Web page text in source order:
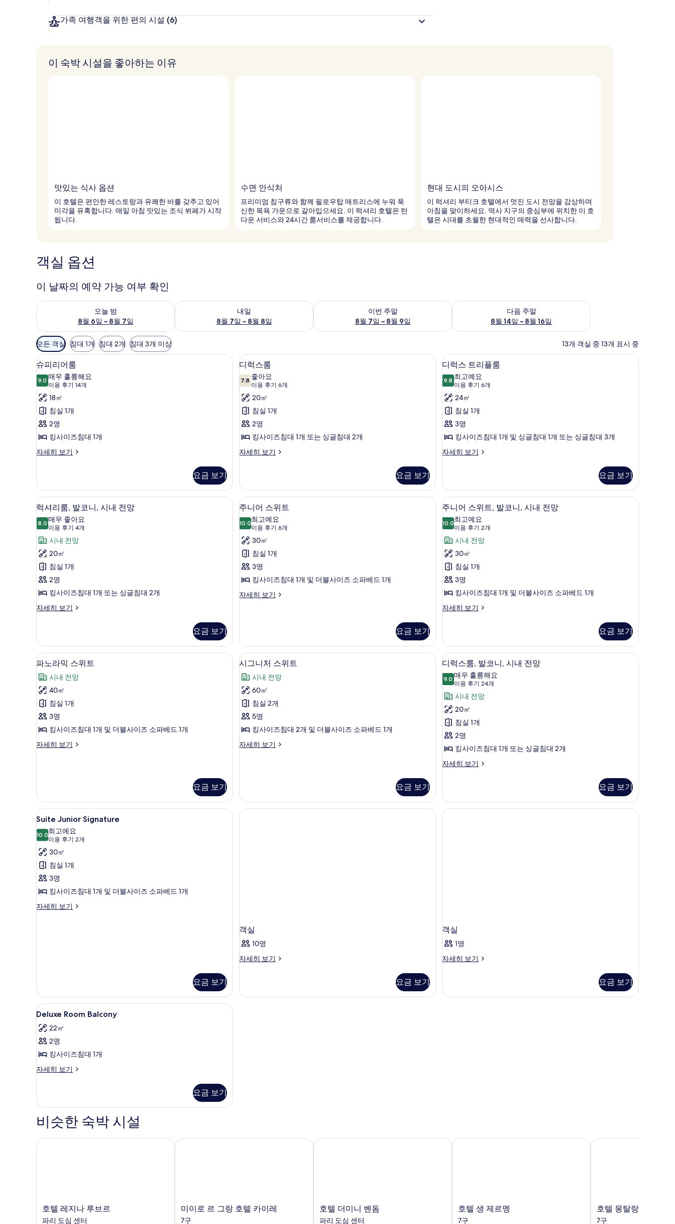
가족 여행객을 위한 편의 시설 (6)
이 숙박 시설을 좋아하는 이유
맛있는 식사 옵션
이 호텔은 편안한 레스토랑과 유쾌한 바를 갖추고 있어
미각을 유혹합니다. 매일 아침 맛있는 조식 뷔페가 시작
됩니다.
수면 안식처
프리미엄 침구류와 함께 필로우탑 매트리스에 누워 푹
신한 목욕 가운으로 갈아입으세요. 이 럭셔리 호텔은 턴
다운 서비스와 24시간 룸서비스를 제공합니다.
현대 도시의 오아시스
이 럭셔리 부티크 호텔에서 멋진 도시 전망을 감상하며
아침을 맞이하세요. 역사 지구의 중심부에 위치한 이 호
텔은 시대를 초월한 현대적인 매력을 선사합니다.
객실 옵션
이 날짜의 예약 가능 여부 확인
오늘 밤
8월 6일 ~ 8월 7일
오늘 밤 예약 가능 여부 확인, 8월 6일 ~ 8월 7일
내일
8월 7일 ~ 8월 8일
내일 예약 가능 여부 확인, 8월 7일 ~ 8월 8일
이번 주말
8월 7일 ~ 8월 9일
이번 주말 예약 가능 여부 확인, 8월 7일 ~ 8월 9일
다음 주말
8월 14일 ~ 8월 16일
다음 주말 예약 가능 여부 확인, 8월 14일 ~ 8월 16일
객
실
에
사
용
가
능
한
필
터
모든 객실 침대 1개 침대 2개 침대 3개 이상 13개 객실 중 13개 표시 중
슈
피
리
어
룸
사
진
모
기
슈피리어룸 | 1 개의 침실, 고급 침구, 필로우탑 침대, 미니바
4
슈피리어룸
9.09.0점 만점 중 10점
매우 훌륭해요
이용 후기 14개
(이
용
후
기
14
개)
18㎡
침실 1개
2명
킹사이즈침대 1개
자세히 보기
슈
룸
자
세
히
보
요금 보기
디
럭
스
룸
사
진
모
두
디럭스룸 | 거실 공간 | 평면 TV, 사무실
4
디럭스룸
7.87.8점 만점 중 10점
좋아요
이용 후기 6개
(이
용
후
기
6
개)
20㎡
침실 1개
2명
킹사이즈침대 1개 또는 싱글침대 2개
자세히 보기
디
자
세
히
보
기
요금 보기
디
럭
스
트
리
플
룸
사
두
보
기
디럭스 트리플룸 | 1 개의 침실, 고급 침구, 필로
6
디럭스 트리플룸
9.89.8점 만점 중 10점
최고예요
이용 후기 6개
(이
용
후
기
6
개)
24㎡
침실 1개
3명
킹사이즈침대 1개 및 싱글침대 1개 또는 싱글침대 3개
자세히 보기
디
리
플
룸
자
세
보
기
요금 보기
럭
셔
리
룸,
발
코
니,
시
내
사
진
모
두
보
기
럭셔리룸, 발코니, 시내 전망 | 1 개의 침실, 고급 침구, 필로우탑 침대, 미니바
7
럭셔리룸, 발코니, 시내 전망
8.08.0점 만점 중 10점
매우 좋아요
이용 후기 4개
(이
용
후
기
4
개)
시내 전망
20㎡
침실 1개
2명
킹사이즈침대 1개 또는 싱글침대 2개
자세히 보기
럭
발
코
니,
시
내
전
망
자
세
히
보
기
요금 보기
주
니
어
스
위
트
사
진
기
주니어 스위트 | 1 개의 침실, 고급 침구, 필로우탑 침대, 미니바
4
주니어 스위트
10.010.0점 만점 중 10점
최고예요
이용 후기 6개
(이
용
후
기
6
개)
30㎡
침실 1개
3명
킹사이즈침대 1개 및 더블사이즈 소파베드 1개
자세히 보기
주
트
자
세
히
보
기
요금 보기
주
니
어
스
위
트,
발
코
니,
전
망
사
진
모
두
보
기
주니어 스위트, 발코니, 시내 전망 | 객실에서
8
주니어 스위트, 발코니, 시내 전망
10.010.0점 만점 중 10점
최고예요
이용 후기 2개
(이
용
후
기
2
개)
시내 전망
30㎡
침실 1개
3명
킹사이즈침대 1개 및 더블사이즈 소파베드 1개
자세히 보기
주
위
트,
발
코
니,
내
전
망
자
세
보
기
요금 보기
파
노
라
믹
스
위
사
보
기
파노라믹 스위트 | 객실에서 보이는 전망
8
파노라믹 스위트
시내 전망
40㎡
침실 1개
3명
킹사이즈침대 1개 및 더블사이즈 소파베드 1개
자세히 보기
파
트
자
세
보
기
요금 보기
시
그
니
처
스
위
사
보
기
1 개의 침실, 고급 침구, 필로우탑 침대, 미니바
7
시그니처 스위트
시내 전망
60㎡
침실 2개
5명
킹사이즈침대 2개 및 더블사이즈 소파베드 1개
자세히 보기
시
트
자
세
요금 보기
디
럭
스
룸,
발
코
니,
시
내
사
진
디럭스룸, 발코니, 시내 전망 | 1 개의 침실, 고
5
디럭스룸, 발코니, 시내 전망
9.09.0점 만점 중 10점
매우 훌륭해요
이용 후기 24개
(이
용
후
기
24
개)
시내 전망
20㎡
침실 1개
2명
킹사이즈침대 1개 또는 싱글침대 2개
자세히 보기
디
발
코
니,
요금 보기
Suite
Junior
Signature
사
진
모
두
보
Suite Junior Signature | 1 개의 침실, 고급 침구, 필로우탑 침대, 미니바
5
Suite Junior Signature
10.010.0점 만점 중 10점
최고예요
이용 후기 2개
(이
용
후
기
2
개)
30㎡
침실 1개
3명
킹사이즈침대 1개 및 더블사이즈 소파베드 1개
자세히 보기
Suite
요금 보기
객실
10명
자세히 보기
객
히
요금 보기
객실
1명
자세히 보기
객
히
요금 보기
Deluxe
Room
Balcony
사
진
모
기
1 개의 침실, 고급 침구, 필로우탑 침대, 미니바
5
Deluxe Room Balcony
22㎡
2명
킹사이즈침대 1개
자세히 보기
Deluxe
세
보
요금 보기
비슷한 숙박 시설
호
텔
호텔 레지나 루브르
파리 도심 센터
호텔 레지나 루브르
미
이
미이로 르 그랑 호텔 카이레
7구
미이로 르 그랑 호텔 카이레
호
텔
호텔 더미니 벤돔
파리 도심 센터
호텔 더미니 벤돔
호
텔
호텔 생 제르멩
7구
호텔 생 제르멩
호
텔
호텔 몽탈랑베르
7구
호텔 몽탈랑베르